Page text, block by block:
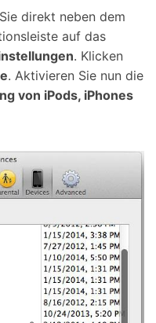
direkt neben dem
auf das
. Klicken
. Aktivieren Sie nun die
von iPods, iPhones